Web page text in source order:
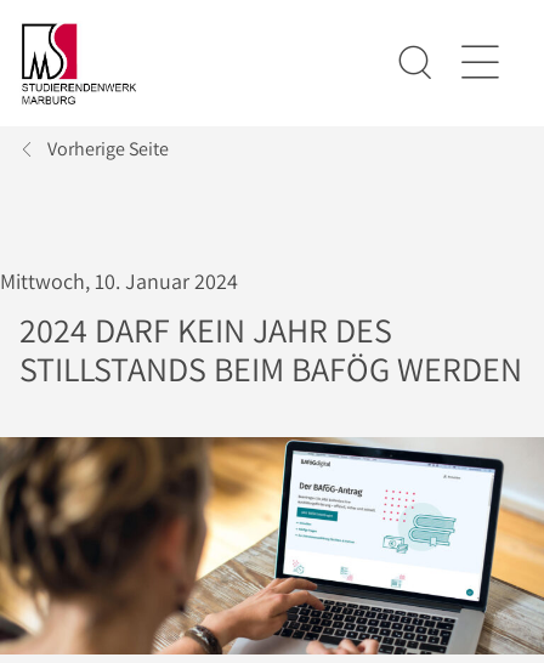
Vorherige Seite
Mittwoch, 10. Januar 2024
2024 DARF KEIN JAHR DES
STILLSTANDS BEIM BAFÖG WERDEN